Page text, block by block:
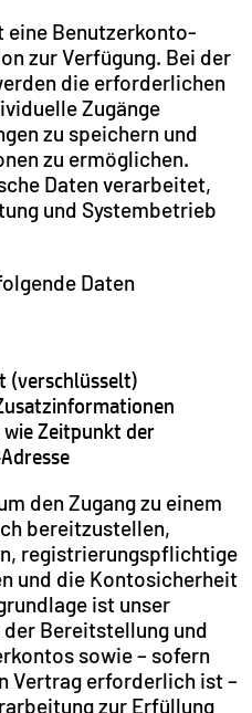
eine Benutzerkonto-
zur Verfügung. Bei der
die erforderlichen
Zugänge
zu speichern und
zu ermöglichen.
Daten verarbeitet,
und Systembetrieb
Daten
(verschlüsselt)
Zeitpunkt der
den Zugang zu einem
bereitzustellen,
registrierungspflichtige
und die Kontosicherheit
ist unser
Bereitstellung und
sowie – sofern
Vertrag erforderlich ist –
zur Erfüllung